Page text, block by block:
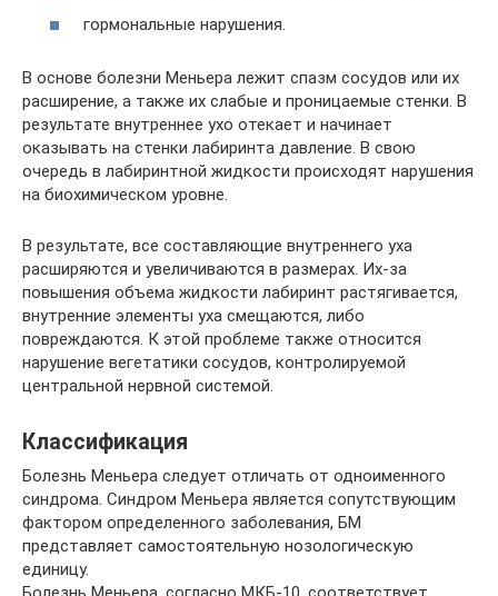
гормональные нарушения.
В основе болезни Меньера лежит спазм сосудов или их
расширение, а также их слабые и проницаемые стенки. В
результате внутреннее ухо отекает и начинает
оказывать на стенки лабиринта давление. В свою
очередь в лабиринтной жидкости происходят нарушения
на биохимическом уровне.
В результате, все составляющие внутреннего уха
расширяются и увеличиваются в размерах. Их-за
повышения объема жидкости лабиринт растягивается,
внутренние элементы уха смещаются, либо
повреждаются. К этой проблеме также относится
нарушение вегетатики сосудов, контролируемой
центральной нервной системой.
Классификация
Болезнь Меньера следует отличать от одноименного
синдрома. Синдром Меньера является сопутствующим
фактором определенного заболевания, БМ
представляет самостоятельную нозологическую
единицу.